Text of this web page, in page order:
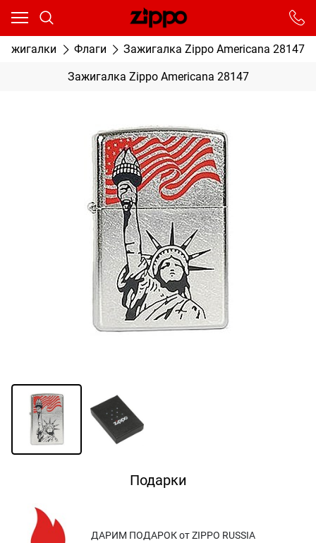
Флаги Зажигалка Zippo Americana 28147
Зажигалка Zippo Americana 28147
Подарки
ДАРИМ ПОДАРОК от ZIPPO RUSSIA
Ваш город - Москва,
От выбранного города зависят сроки доставки